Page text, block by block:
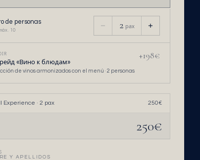
de personas
10 2 pax
«Вино к блюдам»
de vinos armonizados con el menú · 2 personas
+198€
Experience · 2 pax 250€
250€
Y APELLIDOS